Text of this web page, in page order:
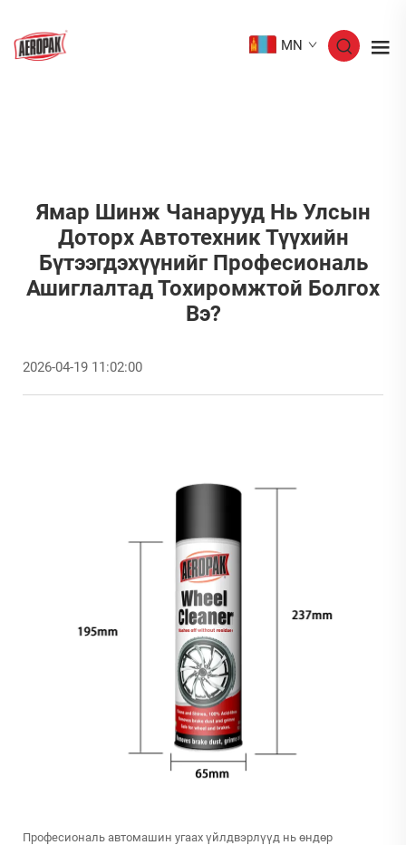
MN
Ямар Шинж Чанарууд Нь Улсын
Доторх Автотехник Түүхийн
Бүтээгдэхүүнийг Професиональ
Ашиглалтад Тохиромжтой Болгох
Вэ?
2026-04-19 11:02:00
Професиональ автомашин угаах үйлдвэрлүүд нь өндөр